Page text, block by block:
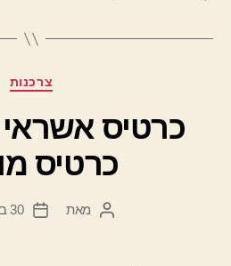
צרכנות
כרטיס
כרטיס
המחבר
מאת
תאריך
30 במאי 2012